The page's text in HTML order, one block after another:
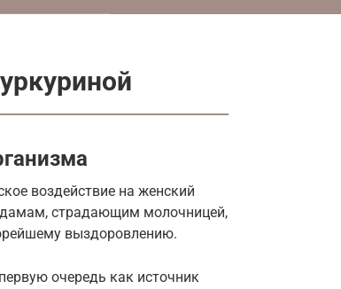
воздействие на женский
страдающим молочницей,
выздоровлению.
очередь как источник